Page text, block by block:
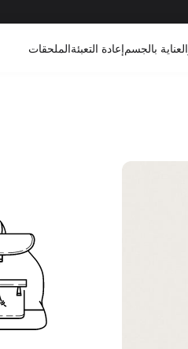
العناية بالجسمإعادة التعبئةالملحقات